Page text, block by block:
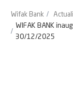
Wifak Bank
WIFAK BANK
30/12/2025